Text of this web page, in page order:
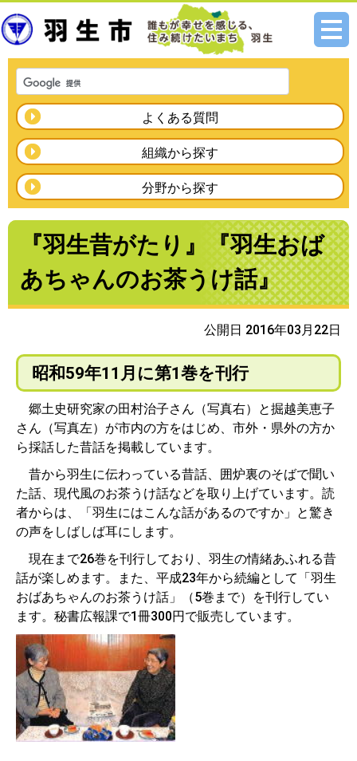
メニ
よくある質問
組織から探す
分野から探す
『羽生昔がたり』『羽生おば
あちゃんのお茶うけ話』
公開日 2016年03月22日
昭和59年11月に第1巻を刊行
郷土史研究家の田村治子さん（写真右）と掘越美恵子
さん（写真左）が市内の方をはじめ、市外・県外の方か
ら採話した昔話を掲載しています。
昔から羽生に伝わっている昔話、囲炉裏のそばで聞い
た話、現代風のお茶うけ話などを取り上げています。読
者からは、「羽生にはこんな話があるのですか」と驚き
の声をしばしば耳にします。
現在まで26巻を刊行しており、羽生の情緒あふれる昔
話が楽しめます。また、平成23年から続編として「羽生
おばあちゃんのお茶うけ話」（5巻まで）を刊行してい
ます。秘書広報課で1冊300円で販売しています。